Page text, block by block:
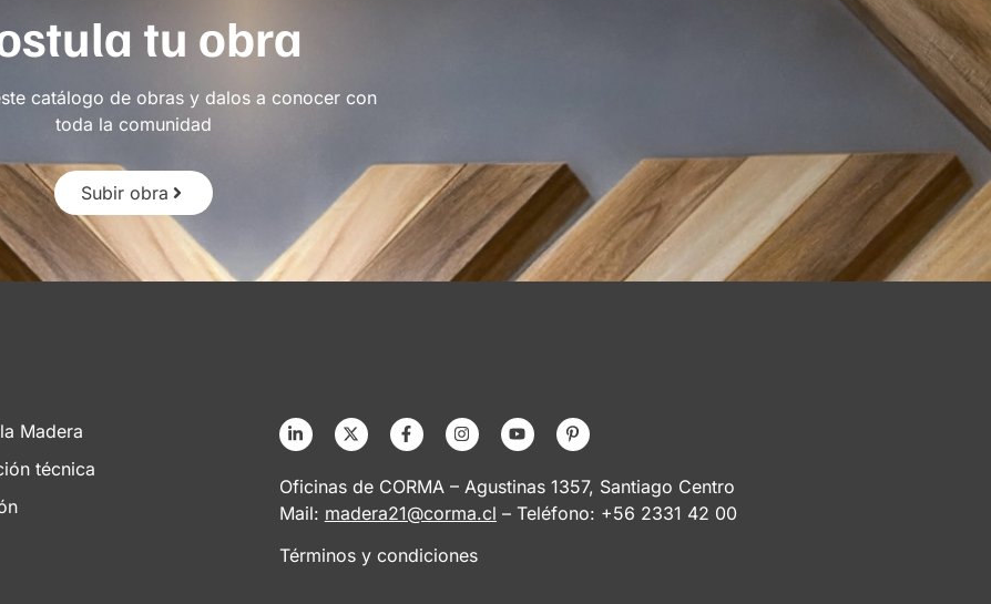
tu obra
catálogo de obras y dalos a conocer con
toda la comunidad
Subir obra
Madera
técnica
Oficinas de CORMA – Agustinas 1357, Santiago Centro
Mail: madera21@corma.cl – Teléfono: +56 2331 42 00
Términos y condiciones